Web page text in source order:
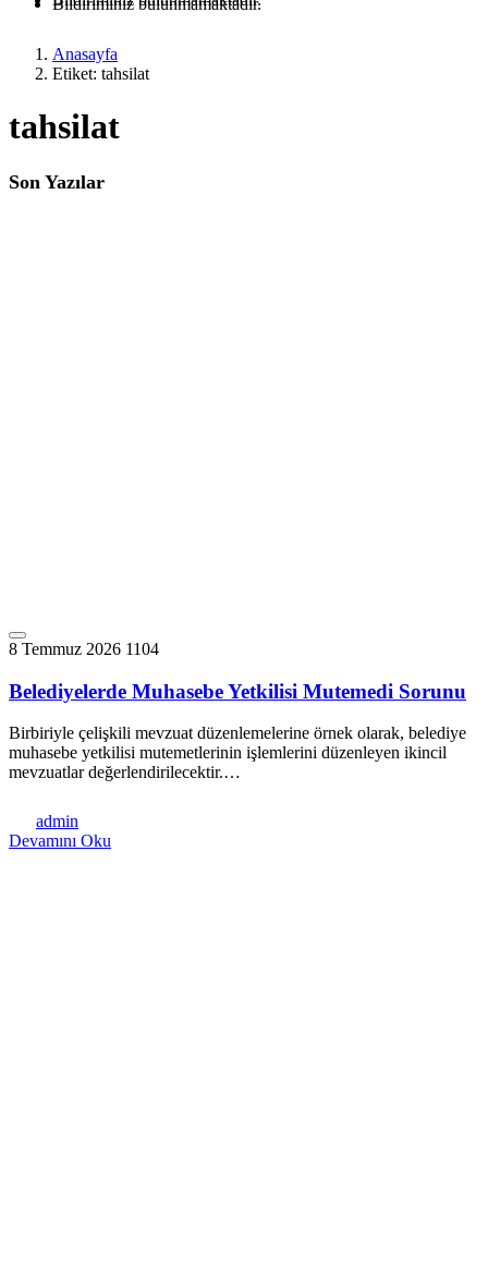
Bildiriminiz bulunmamaktadır.
Anasayfa
Etiket: tahsilat
tahsilat
Son Yazılar
8 Temmuz 2026 1104
Belediyelerde Muhasebe Yetkilisi Mutemedi Sorunu
Birbiriyle çelişkili mevzuat düzenlemelerine örnek olarak, belediye
muhasebe yetkilisi mutemetlerinin işlemlerini düzenleyen ikincil
mevzuatlar değerlendirilecektir.…
admin
Devamını Oku